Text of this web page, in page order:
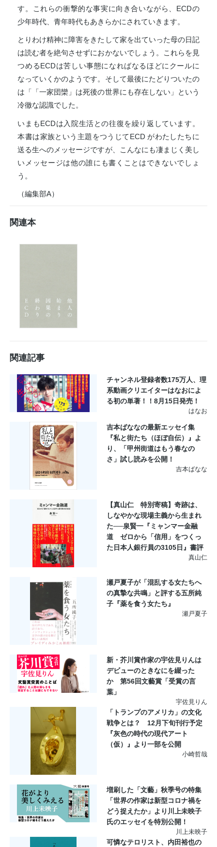
す。これらの衝撃的な事実に向き合いながら、ECDの
少年時代、青年時代もあきらかにされていきます。
とりわけ精神に障害をきたして家を出ていった母の日記
は読む者を絶句させずにおかないでしょう。これらを見
つめるECDは苦しい事態になればなるほどにクールに
なっていくかのようです。そして最後にたどりついたの
は「「一家団欒」は死後の世界にも存在しない」という
冷徹な認識でした。
いまもECDは入院生活との往復を繰り返しています。
本書は家族という主題をつうじてECD がわたしたちに
送る生へのメッセージですが、こんなにも凄まじく美し
いメッセージは他の誰にも書くことはできないでしょ
う。
（編集部A）
関連本
関連記事
チャンネル登録者数175万人、理
系動画クリエイターはなおによ
る初の単著！！8月15日発売！
はなお
吉本ばななの最新エッセイ集
『私と街たち（ほぼ自伝）』よ
り、「甲州街道はもう春なの
さ」試し読みを公開！
吉本ばなな
【真山仁 特別寄稿】奇跡は、
しなやかな現場主義から生まれ
た──泉賢一『ミャンマー金融
道 ゼロから「信用」をつくっ
た日本人銀行員の3105日』書評
真山仁
瀬戸夏子が「混乱する女たちへ
の真摯な共鳴」と評する五所純
子『薬を食う女たち』
瀬戸夏子
新・芥川賞作家の宇佐見りんは
デビューのときなにを綴った
か 第56回文藝賞「受賞の言
葉」
宇佐見りん
「トランプのアメリカ」の文化
戦争とは？ 12月下旬刊行予定
『灰色の時代の現代アート
（仮）』より一部を公開
小崎哲哉
増刷した「文藝」秋季号の特集
「世界の作家は新型コロナ禍を
どう捉えたか」より川上未映子
氏のエッセイを特別公開！
川上未映子
可憐なテロリスト、内田裕也の